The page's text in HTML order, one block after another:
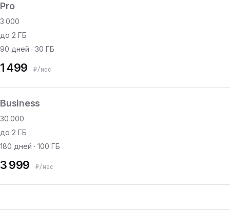
Pro
3 000
до 2 ГБ
90 дней · 30 ГБ
1 499 ₽/мес
Business
30 000
до 2 ГБ
180 дней · 100 ГБ
3 999 ₽/мес